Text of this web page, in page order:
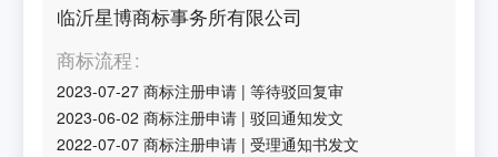
临沂星博商标事务所有限公司
商标流程
2023-07-27 商标注册申请 |等待驳回复审
2023-06-02 商标注册申请 |驳回通知发文
2022-07-07 商标注册申请 |受理通知书发文